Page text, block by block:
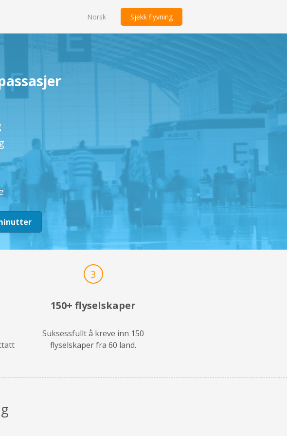
Sjekk flyvning
Norsk
3
150+ flyselskaper
Suksessfullt å kreve inn 150
flyselskaper fra 60 land.